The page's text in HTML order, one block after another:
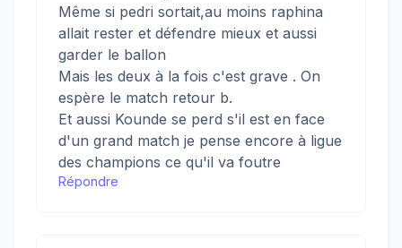
Même si pedri sortait,au moins raphina
allait rester et défendre mieux et aussi
garder le ballon
Mais les deux à la fois c'est grave . On
espère le match retour b.
Et aussi Kounde se perd s'il est en face
d'un grand match je pense encore à ligue
des champions ce qu'il va foutre
Répondre